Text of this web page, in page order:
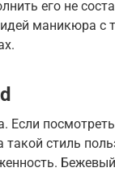
его не
маникюра с
Если
стиль